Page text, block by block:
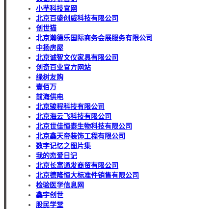
小芋科技官网
北京百盛创威科技有限公司
创世猫
北京瀚德乐国际商务会展服务有限公司
中扬房屋
北京诚智文仪家具有限公司
创奇百业官方网站
绿树友购
壹佰万
前海供电
北京骏程科技有限公司
北京海云飞科技有限公司
北京世佳恒泰生物科技有限公司
北京鑫天帝装饰工程有限公司
数字记忆之图片集
我的恋爱日记
北京长富通发商贸有限公司
北京德隆恒大标准件销售有限公司
检验医学信息网
鑫宇创世
股民学堂